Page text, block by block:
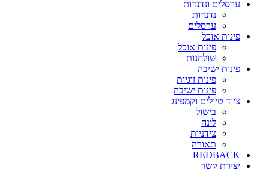
ערסלים ונדנדות
נדנדות
ערסלים
פינות אוכל
פינות אוכל
שולחנות
פינות ישיבה
פינות זוגיות
פינות ישיבה
ציוד טיולים וקמפינג
בישול
לינה
צידניות
תאורה
REDBACK
יצירת קשר